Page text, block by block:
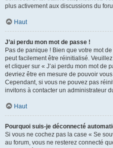
plus activement aux discussions du
Haut
J’ai perdu mon mot de passe !
Pas de panique ! Bien que votre mot
peut facilement être réinitialisé.
et cliquer sur « J’ai perdu mon mot de
devriez être en mesure de pouvoir
Cependant, si vous ne pouvez pas
invitons à contacter un administrateur
Haut
Pourquoi suis-je déconnecté
Si vous ne cochez pas la case « Se
au forum, vous ne resterez connecté